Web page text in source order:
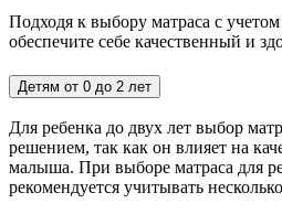
Подходя к выбору матраса с
обеспечите себе качественный и
Детям от 0 до 2 лет
Для ребенка до двух лет выбор
решением, так как он влияет на
малыша. При выборе матраса для
рекомендуется учитывать